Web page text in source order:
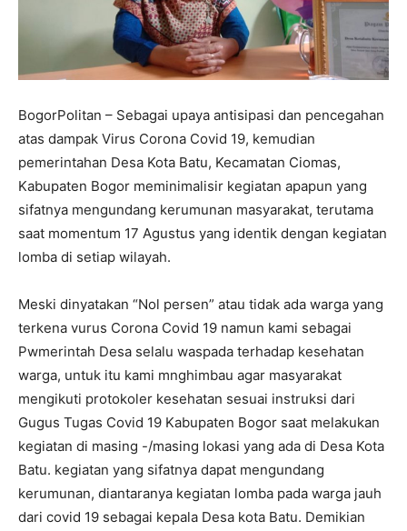
BogorPolitan – Sebagai upaya antisipasi dan pencegahan
atas dampak Virus Corona Covid 19, kemudian
pemerintahan Desa Kota Batu, Kecamatan Ciomas,
Kabupaten Bogor meminimalisir kegiatan apapun yang
sifatnya mengundang kerumunan masyarakat, terutama
saat momentum 17 Agustus yang identik dengan kegiatan
lomba di setiap wilayah.
Meski dinyatakan “Nol persen” atau tidak ada warga yang
terkena vurus Corona Covid 19 namun kami sebagai
Pwmerintah Desa selalu waspada terhadap kesehatan
warga, untuk itu kami mnghimbau agar masyarakat
mengikuti protokoler kesehatan sesuai instruksi dari
Gugus Tugas Covid 19 Kabupaten Bogor saat melakukan
kegiatan di masing -/masing lokasi yang ada di Desa Kota
Batu. kegiatan yang sifatnya dapat mengundang
kerumunan, diantaranya kegiatan lomba pada warga jauh
dari covid 19 sebagai kepala Desa kota Batu. Demikian